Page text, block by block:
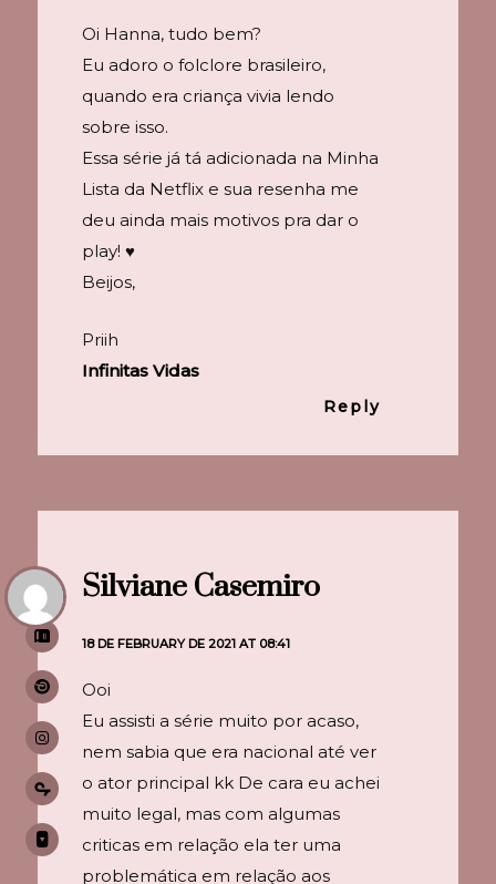
Oi Hanna, tudo bem?
Eu adoro o folclore brasileiro,
quando era criança vivia lendo
sobre isso.
Essa série já tá adicionada na Minha
Lista da Netflix e sua resenha me
deu ainda mais motivos pra dar o
play! ♥
Beijos,
Priih
Infinitas Vidas
Reply
Silviane Casemiro
18 DE FEBRUARY DE 2021 AT 08:41
Ooi
Eu assisti a série muito por acaso,
nem sabia que era nacional até ver
o ator principal kk De cara eu achei
muito legal, mas com algumas
criticas em relação ela ter uma
problemática em relação aos